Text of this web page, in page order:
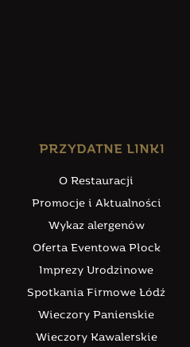
PRZYDATNE LINKI
O Restauracji
Promocje i Aktualności
Wykaz alergenów
Oferta Eventowa Płock
Imprezy Urodzinowe
Spotkania Firmowe Łódź
Wieczory Panienskie
Wieczory Kawalerskie